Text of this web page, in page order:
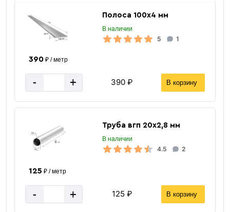
Полоса 100х4 мм
В наличии
5 1
390₽ / метр
- + 390 ₽ В корзину
Труба вгп 20х2,8 мм
В наличии
4.5 2
125 ₽ / метр
- + 125 ₽ В корзину